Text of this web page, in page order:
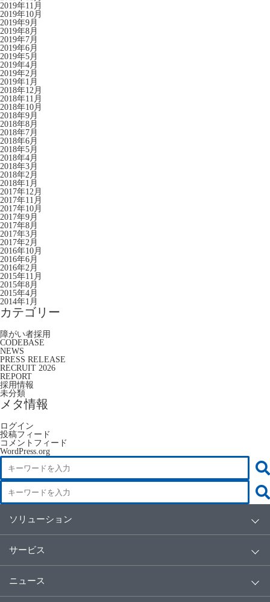
2019年11月
2019年10月
2019年9月
2019年8月
2019年7月
2019年6月
2019年5月
2019年4月
2019年2月
2019年1月
2018年12月
2018年11月
2018年10月
2018年9月
2018年8月
2018年7月
2018年6月
2018年5月
2018年4月
2018年3月
2018年2月
2018年1月
2017年12月
2017年11月
2017年10月
2017年9月
2017年8月
2017年3月
2017年2月
2016年10月
2016年6月
2016年2月
2015年11月
2015年8月
2015年4月
2014年1月
カテゴリー
障がい者採用
CODEBASE
NEWS
PRESS RELEASE
RECRUIT 2026
REPORT
採用情報
未分類
メタ情報
ログイン
投稿フィード
コメントフィード
WordPress.org
ソリューション
サービス
ニュース